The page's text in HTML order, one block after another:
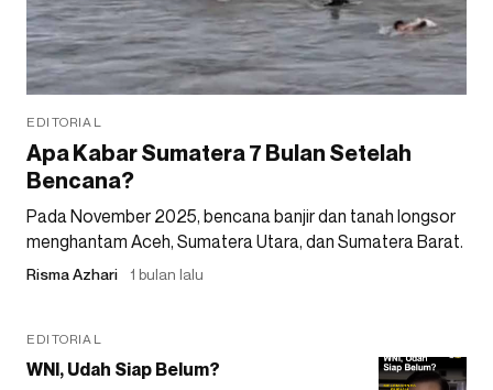
EDITORIAL
Apa Kabar Sumatera 7 Bulan Setelah
Bencana?
Pada November 2025, bencana banjir dan tanah longsor
menghantam Aceh, Sumatera Utara, dan Sumatera Barat.
Risma Azhari 1 bulan lalu
EDITORIAL
WNI, Udah Siap Belum?